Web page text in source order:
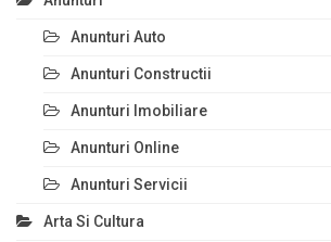
Anunturi Auto
Anunturi Constructii
Anunturi Imobiliare
Anunturi Online
Anunturi Servicii
Arta Si Cultura